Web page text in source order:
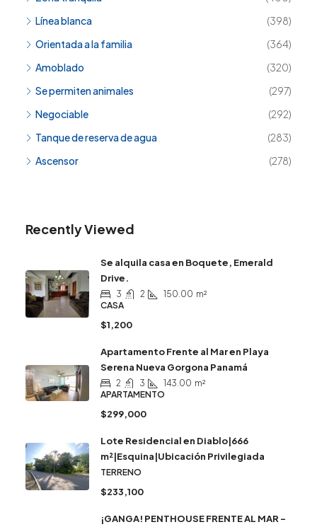
Línea blanca
(398)
Orientada a la familia
(364)
Amoblado
(320)
Se permiten animales
(297)
Negociable
(292)
Tanque de reserva de agua
(283)
Ascensor
(278)
Recently Viewed
Se alquila casa en Boquete, Emerald
Drive.
3 2 150.00 m²
CASA
$1,200
Apartamento Frente al Mar en Playa
Serena Nueva Gorgona Panamá
2 3 143.00 m²
APARTAMENTO
$299,000
Lote Residencial en Diablo|666
m²|Esquina|Ubicación Privilegiada
TERRENO
$233,100
¡GANGA! PENTHOUSE FRENTE AL MAR –